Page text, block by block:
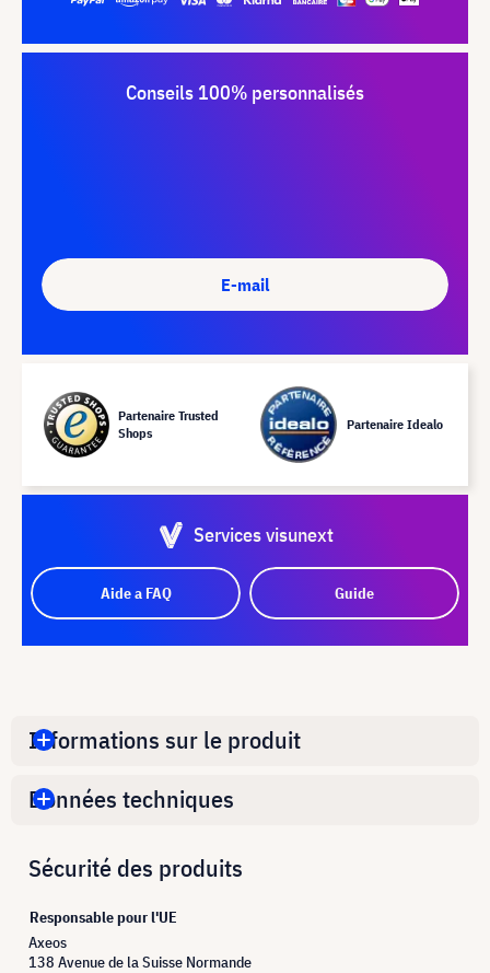
Conseils 100% personnalisés
E-mail
Partenaire Trusted
Shops
Partenaire Idealo
Services visunext
Aide a FAQ Guide
Informations sur le produit
Données techniques
Sécurité des produits
Responsable pour l'UE
Axeos
138 Avenue de la Suisse Normande